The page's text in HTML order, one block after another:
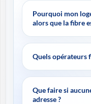
Pourquoi mon
alors que la fibre
Quels opérateurs
Que faire si
adresse ?